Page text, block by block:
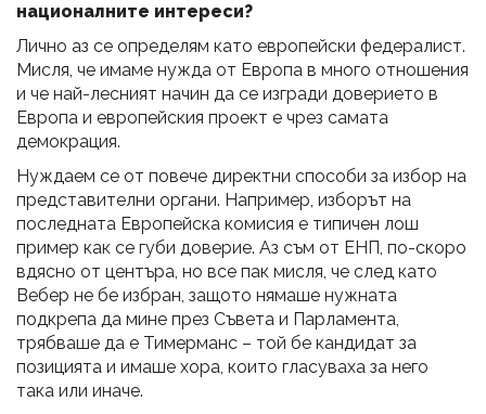
националните интереси?
Лично аз се определям като европейски федералист.
Мисля, че имаме нужда от Европа в много отношения
и че най-лесният начин да се изгради доверието в
Европа и европейския проект е чрез самата
демокрация.
Нуждаем се от повече директни способи за избор на
представителни органи. Например, изборът на
последната Европейска комисия е типичен лош
пример как се губи доверие. Аз съм от ЕНП, по-скоро
вдясно от центъра, но все пак мисля, че след като
Вебер не бе избран, защото нямаше нужната
подкрепа да мине през Съвета и Парламента,
трябваше да е Тимерманс – той бе кандидат за
позицията и имаше хора, които гласуваха за него
така или иначе.